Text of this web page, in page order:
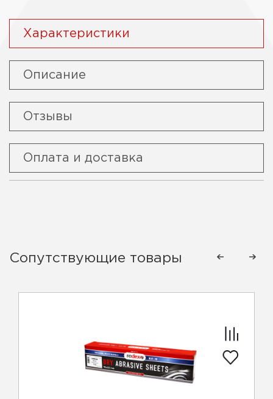
Характеристики
Описание
Отзывы
Оплата и доставка
Сопутствующие товары